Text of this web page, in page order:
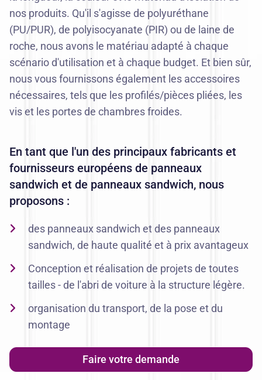
nos produits. Qu'il s'agisse de polyuréthane
(PU/PUR), de polyisocyanate (PIR) ou de laine de
roche, nous avons le matériau adapté à chaque
scénario d'utilisation et à chaque budget. Et bien sûr,
nous vous fournissons également les accessoires
nécessaires, tels que les profilés/pièces pliées, les
viset les portes de chambres froides.
En tant que l'un des principaux fabricants et
fournisseurs européens de panneaux
sandwich et de panneaux sandwich, nous
proposons :
des panneaux sandwich et des panneaux
sandwich, de haute qualité et à prix avantageux
Conception et réalisation de projets de toutes
tailles - de l'abri de voiture à la structure légère.
organisation du transport, de la pose et du
montage
Faire votre demande